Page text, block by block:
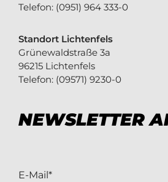
Telefon: (0951) 964 333-0
Standort Lichtenfels
Grünewaldstraße 3a
96215 Lichtenfels
Telefon: (09571) 9230-0
NEWSLETTER
E-Mail